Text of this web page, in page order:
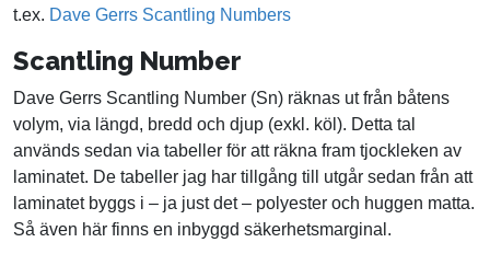
t.ex. Dave Gerrs Scantling Numbers
Scantling Number
Dave Gerrs Scantling Number (Sn) räknas ut från båtens
volym, via längd, bredd och djup (exkl. köl). Detta tal
används sedan via tabeller för att räkna fram tjockleken av
laminatet. De tabeller jag har tillgång till utgår sedan från att
laminatet byggs i – ja just det – polyester och huggen matta.
Så även här finns en inbyggd säkerhetsmarginal.